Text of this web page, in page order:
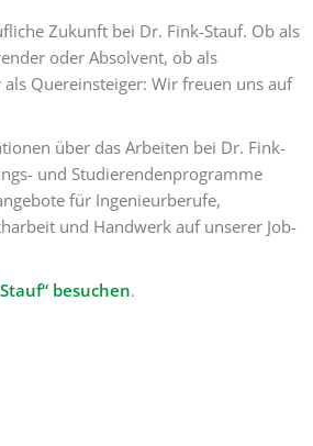
Zukunft bei Dr. Fink-Stauf. Ob als
oder Absolvent, ob als
Quereinsteiger: Wir freuen uns auf
über das Arbeiten bei Dr. Fink-
und Studierendenprogramme
für Ingenieurberufe,
und Handwerk auf unserer Job-
besuchen.